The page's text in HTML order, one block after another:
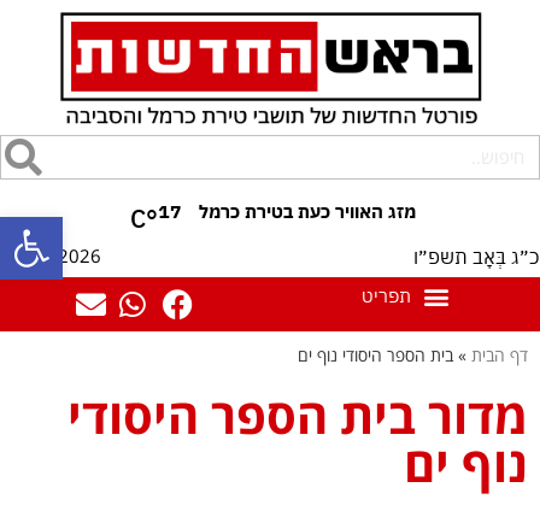
פתח 17
°C
כ״ג בְּאָב תשפ״ו 06/08/2026
דף הבית »בית הספר היסודי נוף ים
מדור בית הספר היסודי
נוף ים